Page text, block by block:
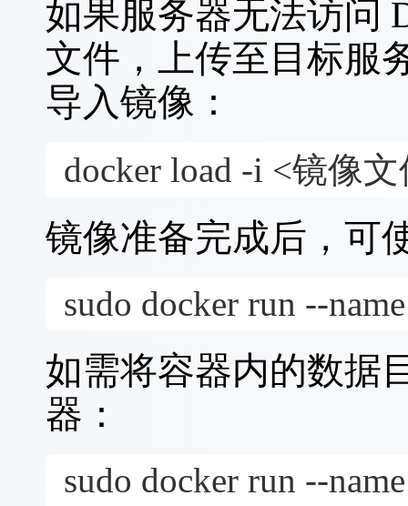
Linux (ARM, 64-bit), ZIP Archive 2026-05-22
o2server-9.5.3-linux-arm.zip
SHA256:
Linux ( 申威, 64-bit), ZIP Archive
o2server-9.5.3-sw.zip
如果服务器无法访问
文件，上传至目标服
导入镜像：
docker load -i <镜像文
镜像准备完成后，可
sudo docker run --
如需将容器内的数据
器：
sudo docker run --